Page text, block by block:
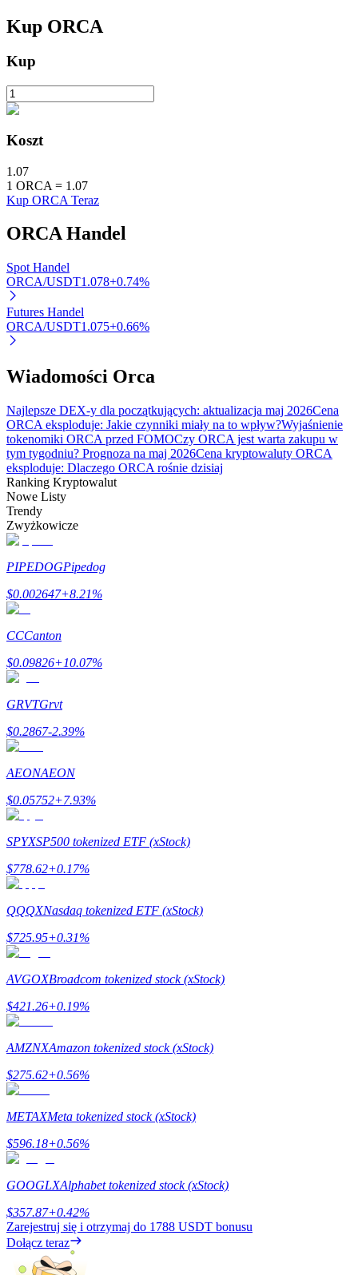
Zdobądź długoterminowy zysk i elastyczne zainteresowania
Naucz się stakingu
Dowiedz się, jak uzyskać dochód pasywny
Bitruści Partnerzy
Afiliaci Bitrue
Aż do 65% prowizji!
Polecaj
Zaproś przyjaciela, aby otrzymać nagrody pieniężne
BTC Welcome Rewards
BTC Welcome Rewards
Deposit & Trade BTC to Share 25000 USDT prize pool!
Deposit CASHCAT & Win
Share 500000 CASHCAT prize pool
Kup ORCA
Kup
Koszt
1.07
1 ORCA = 1.07
Kup ORCA Teraz
ORCA Handel
Spot Handel
ORCA/USDT1.078+0.74%
Futures Handel
ORCA/USDT1.075+0.66%
Wiadomości Orca
Najlepsze DEX-y dla początkujących: aktualizacja maj 2026Cena
ORCA eksploduje: Jakie czynniki miały na to wpływ?Wyjaśnienie
tokenomiki ORCA przed FOMOCzy ORCA jest warta zakupu w
tym tygodniu? Prognoza na maj 2026Cena kryptowaluty ORCA
eksploduje: Dlaczego ORCA rośnie dzisiaj
Ranking Kryptowalut
Nowe Listy
Trendy
Zwyżkowicze
PIPEDOGPipedog
$0.002647+8.21%
CCCanton
$0.09826+10.07%
GRVTGrvt
$0.2867-2.39%
AEONAEON
$0.05752+7.93%
SPYXSP500 tokenized ETF (xStock)
$778.62+0.17%
QQQXNasdaq tokenized ETF (xStock)
$725.95+0.31%
AVGOXBroadcom tokenized stock (xStock)
$421.26+0.19%
AMZNXAmazon tokenized stock (xStock)
$275.62+0.56%
METAXMeta tokenized stock (xStock)
$596.18+0.56%
GOOGLXAlphabet tokenized stock (xStock)
$357.87+0.42%
Zarejestruj się i otrzymaj do 1788 USDT bonusu
Dołącz teraz